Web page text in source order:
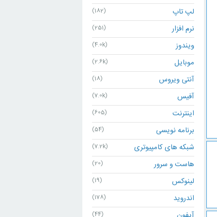
لپ تاپ
(182)
نرم افزار (251)
ویندوز (4.0k)
موبایل (2.6k)
آنتی ویروس (18)
آفیس (7.0k)
اینترنت (605)
برنامه نویسی (54)
شبکه های کامپیوتری (7.2k)
هاست و سرور (20)
لینوکس (19)
اندروید (178)
(44)